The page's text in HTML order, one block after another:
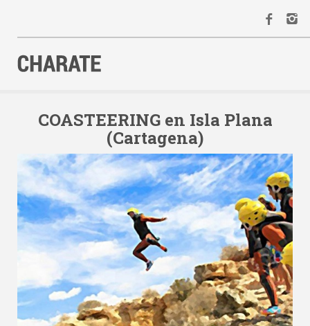
AGENDA
ALQUILER
EQUIPO
CONTACTO
COASTEERING en Isla Plana
(Cartagena)